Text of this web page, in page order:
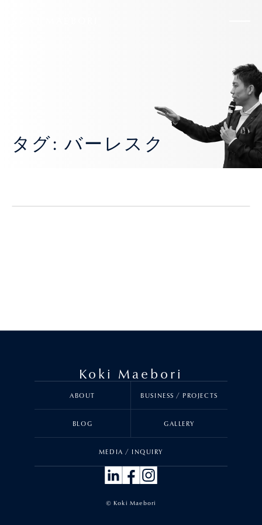
タグ: バーレスク
Koki Maebori
ABOUT BUSINESS / PROJECTS
BLOG GALLERY
MEDIA / INQUIRY
© Koki Maebori